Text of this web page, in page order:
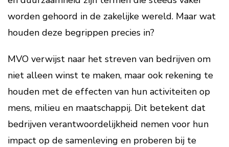
worden gehoord in de zakelijke wereld. Maar wat
houden deze begrippen precies in?
MVO verwijst naar het streven van bedrijven om
niet alleen winst te maken, maar ook rekening te
houden met de effecten van hun activiteiten op
mens, milieu en maatschappij. Dit betekent dat
bedrijven verantwoordelijkheid nemen voor hun
impact op de samenleving en proberen bij te